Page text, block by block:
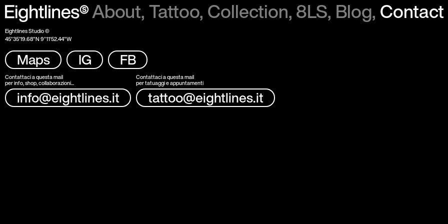
About Tattoo Collection 8LS Blog Contact
Eightlines Studio ©
45°35'19.68"N 9°11'52.44"W
Maps IG FB
Contattaci a questa mail
per info, shop, collaborazioni...
info@eightlines.it
Contattaci a questa mail
per tatuaggi e appuntamenti
tattoo@eightlines.it